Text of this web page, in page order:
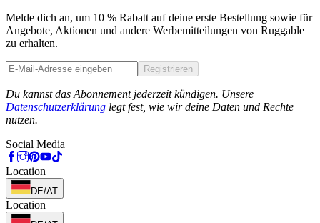
Melde dich an, um 10 % Rabatt auf deine erste Bestellung sowie für
Angebote, Aktionen und andere Werbemitteilungen von Ruggable
zu erhalten.
Registrieren
Du kannst das Abonnement jederzeit kündigen. Unsere
Datenschutzerklärung legt fest, wie wir deine Daten und Rechte
nutzen.
Social Media
Location
DE/AT
Location